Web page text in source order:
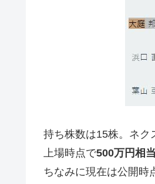
持ち株数は15株。ネク
上場時点で500万円相当
ちなみに現在は公開時